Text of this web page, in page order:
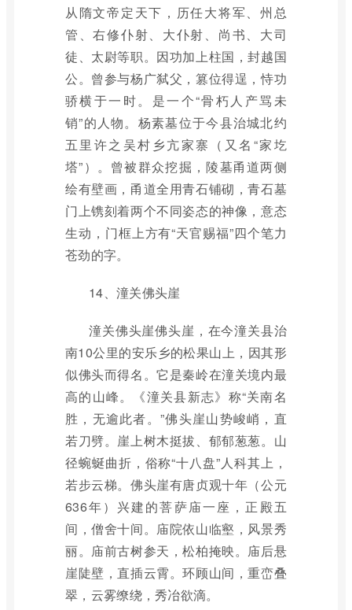
从隋文帝定天下，历任大将军、州总
管、右修仆射、大仆射、尚书、大司
徒、太尉等职。因功加上柱国，封越国
公。曾参与杨广弑父，篡位得逞，恃功
骄横于一时。是一个“骨朽人产骂未
销”的人物。杨素墓位于今县治城北约
五里许之吴村乡亢家寨（又名“家圪
塔”）。曾被群众挖掘，陵墓甬道两侧
绘有壁画，甬道全用青石铺砌，青石墓
门上镌刻着两个不同姿态的神像，意态
生动，门框上方有“天官赐福”四个笔力
苍劲的字。
14、潼关佛头崖
潼关佛头崖佛头崖，在今潼关县治
南10公里的安乐乡的松果山上，因其形
似佛头而得名。它是秦岭在潼关境内最
高的山峰。《潼关县新志》称“关南名
胜，无逾此者。”佛头崖山势峻峭，直
若刀劈。崖上树木挺拔、郁郁葱葱。山
径蜿蜒曲折，俗称“十八盘”人科其上，
若步云梯。佛头崖有唐贞观十年（公元
636年）兴建的菩萨庙一座，正殿五
间，僧舍十间。庙院依山临壑，风景秀
丽。庙前古树参天，松柏掩映。庙后悬
崖陡壁，直插云霄。环顾山间，重峦叠
翠，云雾缭绕，秀冶欲滴。